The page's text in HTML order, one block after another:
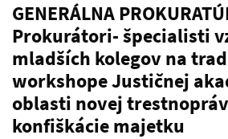
GENERÁLNA
Prokurátori- špecialisti
mladších kolegov na
workshope Justičnej
oblasti novej
konfiškácie majetku